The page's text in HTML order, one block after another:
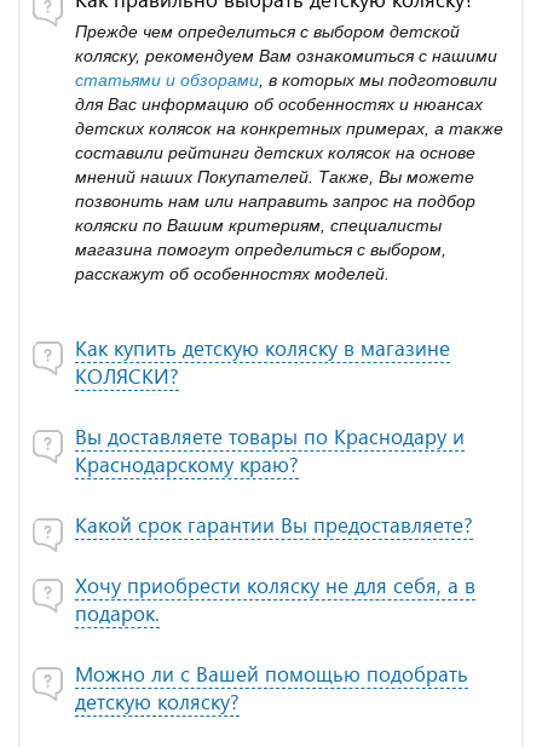
Прежде чем определиться с выбором детской
коляску, рекомендуем Вам ознакомиться с нашими
статьями и обзорами , в которых мы подготовили
для Вас информацию об особенностях и нюансах
детских колясок на конкретных примерах, а также
составили рейтинги детских колясок на основе
мнений наших Покупателей. Также, Вы можете
позвонить нам или направить запрос на подбор
коляски по Вашим критериям, специалисты
магазина помогут определиться с выбором,
расскажут об особенностях моделей.
Как купить детскую коляску в магазине
КОЛЯСКИ?
Вы доставляете товары по Краснодару и
Краснодарскому краю?
Какой срок гарантии Вы предоставляете?
Хочу приобрести коляску не для себя, а в
подарок.
Можно ли с Вашей помощью подобрать
детскую коляску?